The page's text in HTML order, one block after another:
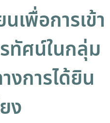
เพื่อการเข้า
ทัศน์ในกลุ่ม
การได้ยิน
ง